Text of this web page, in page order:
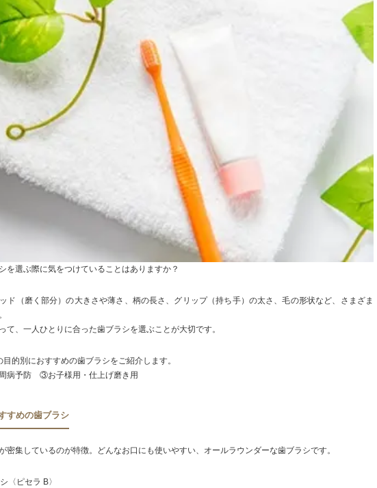
を選ぶ際に気をつけていることはありますか？
ド（磨く部分）の大きさや薄さ、柄の長さ、グリップ（持ち手）の太さ、毛の形状など、さまざま
て、一人ひとりに合った歯ブラシを選ぶことが大切です。
的別におすすめの歯ブラシをご紹介します。
予防 ③お子様用・仕上げ磨き用
すめの歯ブラシ
密集しているのが特徴。どんなお口にも使いやすい、オールラウンダーな歯ブラシです。
〈ピセラ B〉